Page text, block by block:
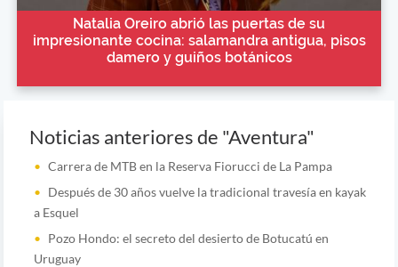
Natalia Oreiro abrió las puertas de su
impresionante cocina: salamandra antigua, pisos
damero y guiños botánicos
Noticias anteriores de "Aventura"
Carrera de MTB en la Reserva Fiorucci de La Pampa
Después de 30 años vuelve la tradicional travesía en kayak
a Esquel
Pozo Hondo: el secreto del desierto de Botucatú en
Uruguay